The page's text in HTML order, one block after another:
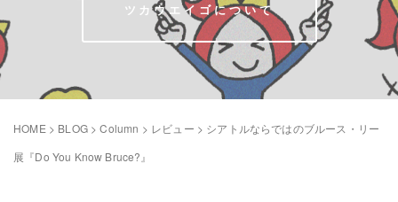
ツカウエイゴについて
HOME > BLOG>Column > レビュー > シアトルならではのブルース・リー
展『Do You Know Bruce?』